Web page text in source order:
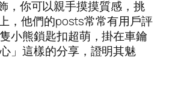
，你可以親手摸摸質感，挑
，他們的posts常常有用戶評
小熊鎖匙扣超萌，掛在車鑰
」這樣的分享，證明其魅